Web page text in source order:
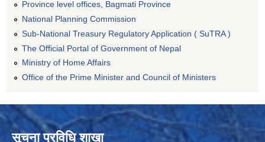
Province level offices, Bagmati Province
National Planning Commission
Sub-National Treasury Regulatory Application ( SuTRA )
The Official Portal of Government of Nepal
Ministry of Home Affairs
Office of the Prime Minister and Council of Ministers
सूचना प्रविधि शाखा